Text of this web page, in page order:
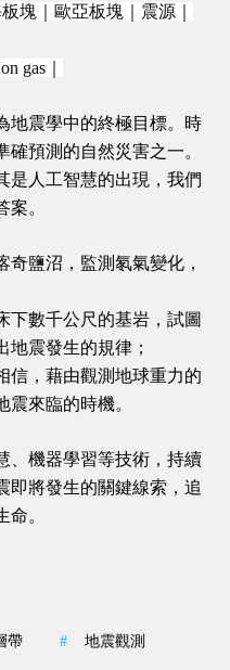
塊｜歐亞板塊｜震源｜
gas｜
震學中的終極目標。 時
預測的自然災害之一。
是人工智慧的出現，我們
。
鹽沼，監測氡氣變化，
下數千公尺的基岩，試圖
地震發生的規律；
信，藉由觀測地球重力的
震來臨的時機。
、機器學習等技術，持續
即將發生的關鍵線索，追
。
帶 # 地震觀測